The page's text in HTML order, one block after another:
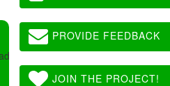
PROVIDE FEEDBACK
JOIN THE PROJECT!